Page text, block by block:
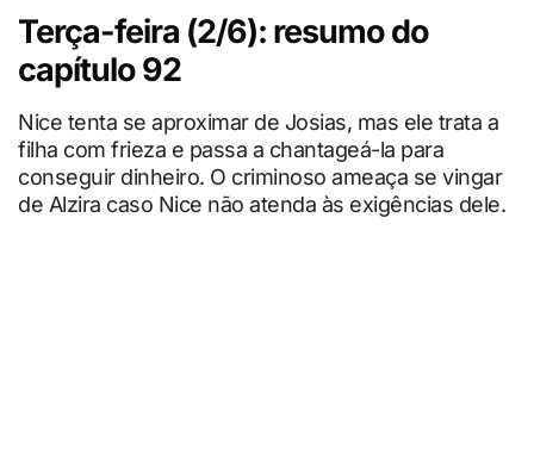
Terça-feira (2/6): resumo do
capítulo 92
Nice tenta se aproximar de Josias, mas ele trata a
filha com frieza e passa a chantageá-la para
conseguir dinheiro. O criminoso ameaça se vingar
de Alzira caso Nice não atenda às exigências dele.